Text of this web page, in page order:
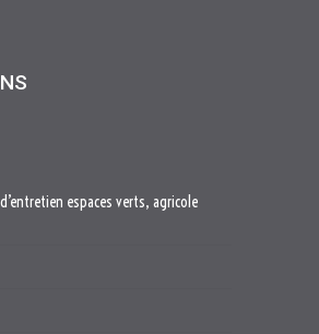
espaces verts, agricole